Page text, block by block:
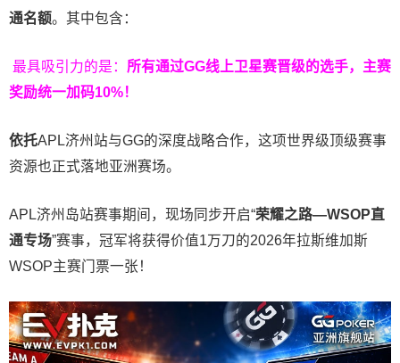
通名额。其中包含：
最具吸引力的是： 所有通过GG线上卫星赛晋级的选手，主赛
奖励统一加码10%！
依托APL济州站与GG的深度战略合作，这项世界级顶级赛事
资源也正式落地亚洲赛场。
APL济州岛站赛事期间，现场同步开启“荣耀之路—WSOP直
通专场”赛事，冠军将获得价值1万刀的2026年拉斯维加斯
WSOP主赛门票一张！